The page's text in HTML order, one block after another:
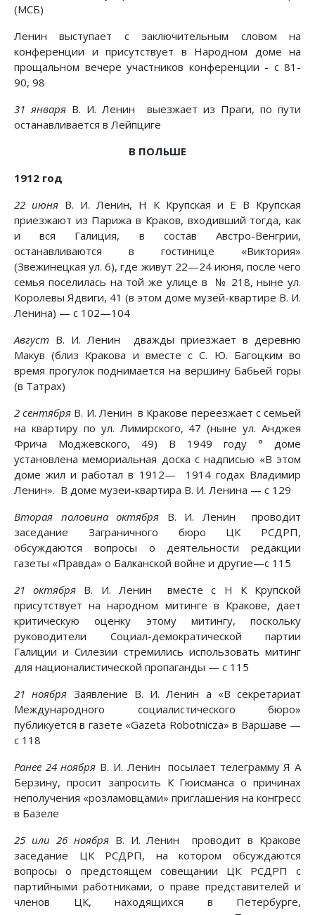
(МСБ)
Ленин выступает с заключительным словом на
конференции и присутствует в Народном доме на
прощальном вечере участников конференции - с 81-
90, 98
31 января В. И. Ленин выезжает из Праги, по пути
останавливается в Лейпциге
В ПОЛЬШЕ
1912 год
22 июня В. И. Ленин, Н К Крупская и Е В Крупская
приезжают из Парижа в Краков, входивший тогда, как
и вся Галиция, в состав Австро-Венгрии,
останавливаются в гостинице «Виктория»
(Звежинецкая ул. 6), где живут 22—24 июня, после чего
семья поселилась на той же улице в № 218, ныне ул.
Королевы Ядвиги, 41 (в этом доме музей-квартире В. И.
Ленина) — с 102—104
Август В. И. Ленин дважды приезжает в деревню
Макув (близ Кракова и вместе с С. Ю. Багоцким во
время прогулок поднимается на вершину Бабьей горы
(в Татрах)
2 сентября В. И. Ленин в Кракове переезжает с семьей
на квартиру по ул. Лимирского, 47 (ныне ул. Анджея
Фрича Моджевского, 49) В 1949 году ° доме
установлена мемориальная доска с надписью «В этом
доме жил и работал в 1912— 1914 годах Владимир
Ленин». В доме музеи-квартира В. И. Ленина — с 129
Вторая половина октября В. И. Ленин проводит
заседание Заграничного бюро ЦК РСДРП,
обсуждаются вопросы о деятельности редакции
газеты «Правда» о Балканской войне и другие—с 115
21 октября В. И. Ленин вместе с Н К Крупской
присутствует на народном митинге в Кракове, дает
критическую оценку этому митингу, поскольку
руководители Социал-демократической партии
Галиции и Силезии стремились использовать митинг
для националистической пропаганды — с 115
21 ноября Заявление В. И. Ленин а «В секретариат
Международного социалистического бюро»
публикуется в газете «Gazeta Robotnicza» в Варшаве —
с 118
Ранее 24 ноября В. И. Ленин посылает телеграмму Я А
Берзину, просит запросить К Гюисманса о причинах
неполучения «розламовцами» приглашения на конгресс
в Базеле
25 или 26 ноября В. И. Ленин проводит в Кракове
заседание ЦК РСДРП, нa котором обсуждаются
вопросы о предстоящем совещании ЦК РСДРП с
партийными работниками, о праве представителей и
членов ЦК, находящихся в Петербурге,